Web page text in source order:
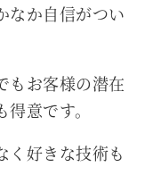
なか自信がつい
もお客様の潜在
意です。
く好きな技術も